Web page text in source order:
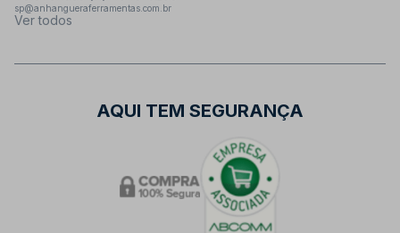
sp@anhangueraferramentas.com.br
Ver todos
AQUI TEM SEGURANÇA